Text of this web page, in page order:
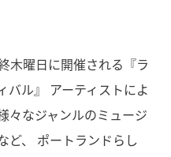
木曜日に開催される『ラ
バル』 アーティストによ
々なジャンルのミュージ
ど、 ポートランドらし